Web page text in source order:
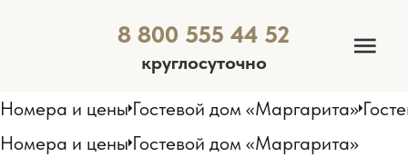
8 800 555 44 52
круглосуточно
Номера и цены Гостевой дом «Маргарита»
Номера и цены Гостевой дом «Маргарита»